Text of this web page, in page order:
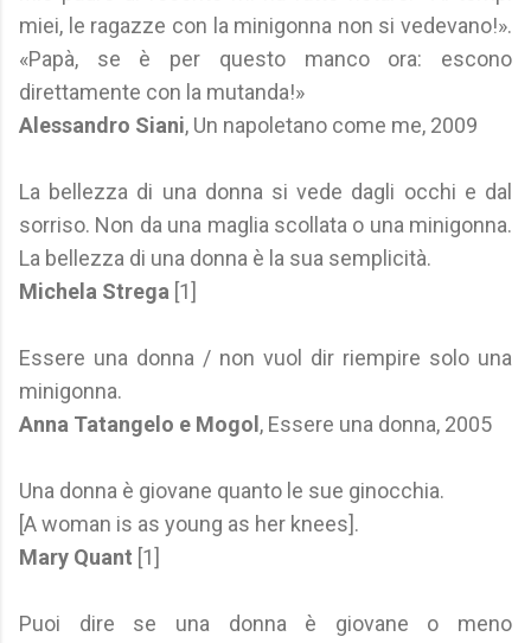
miei, le ragazze con la minigonna non si vedevano!».
«Papà, se è per questo manco ora: escono
direttamente con la mutanda!»
Alessandro Siani, Un napoletano come me, 2009
La bellezza di una donna si vede dagli occhi e dal
sorriso. Non da una maglia scollata o una minigonna.
La bellezza di una donna è la sua semplicità.
Michela Strega [1]
Essere una donna / non vuol dir riempire solo una
minigonna.
Anna Tatangelo e Mogol , Essere una donna, 2005
Una donna è giovane quanto le sue ginocchia.
[A woman is as young as her knees].
Mary Quant [1]
Puoi dire se una donna è giovane o meno